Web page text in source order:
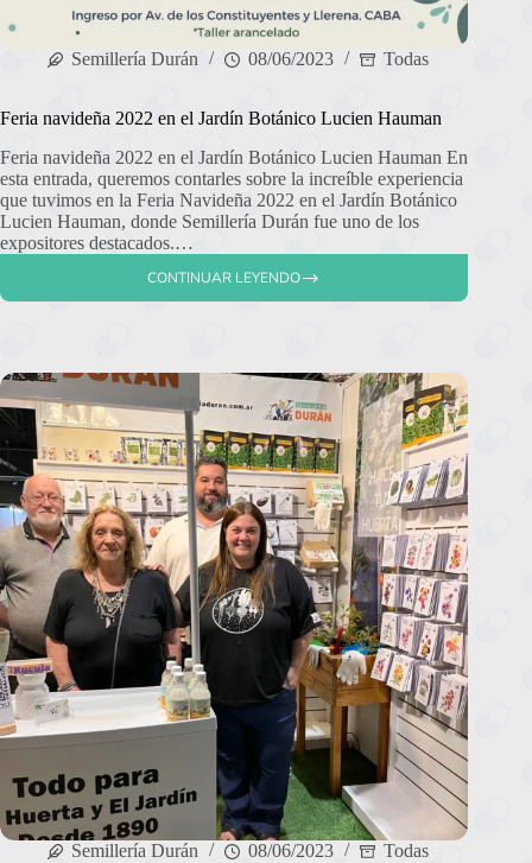
Semillería Durán 08/06/2023 Todas
Feria navideña 2022 en el Jardín Botánico Lucien Hauman
Feria navideña 2022 en el Jardín Botánico Lucien Hauman En
esta entrada, queremos contarles sobre la increíble experiencia
que tuvimos en la Feria Navideña 2022 en el Jardín Botánico
Lucien Hauman, donde Semillería Durán fue uno de los
expositores destacados.…
CONTINUAR LEYENDO
FERIA
NAVIDEÑA
JARDÍN
BOTÁNICO
LUCIEN
HAUMAN
Semillería Durán 08/06/2023 Todas